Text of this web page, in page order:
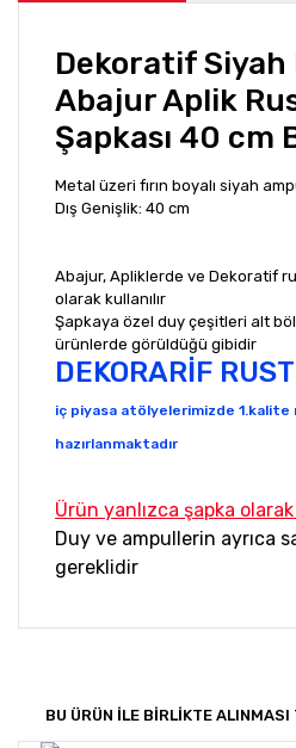
Dekoratif Siyah
Abajur Aplik
Şapkası 40 cm
Metal üzeri fırın boyalı siyah
Dış Genişlik: 40 cm
Abajur, Apliklerde ve Dekoratif
olarak kullanılır
Şapkaya özel duy çeşitleri alt
ürünlerde görüldüğü gibidir
DEKORARİF
iç piyasa atölyelerimizde 1.kalite
hazırlanmaktadır
Ürün yanlızca şapka
Duy ve ampullerin ayrıca
gereklidir
Yorum
Bu ürünün fiyat bilgisi, resim,
BU ÜRÜN İLE BİRLİKTE ALINMASI